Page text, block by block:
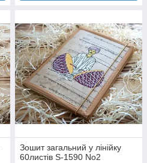
Зошит загальний у лінійку
60листів S-1590 No2